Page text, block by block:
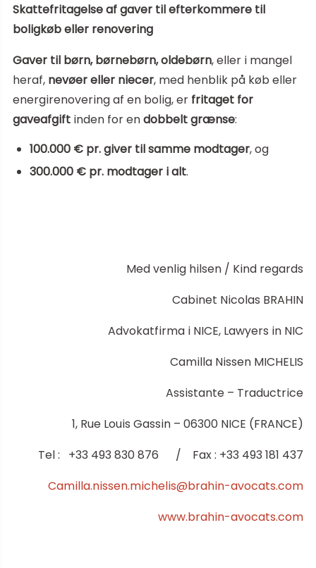
Skattefritagelse af gaver til efterkommere til
boligkøb eller renovering
Gaver til børn, børnebørn, oldebørn, eller i mangel
heraf, nevøer eller niecer, med henblik på køb eller
energirenovering af en bolig, er fritaget for
gaveafgift inden for endobbelt grænse:
100.000 € pr. giver til samme modtager, og
300.000 € pr. modtager i alt.
Med venlig hilsen / Kind regards
Cabinet Nicolas BRAHIN
Advokatfirma i NICE, Lawyers in NIC
Camilla Nissen MICHELIS
Assistante – Traductrice
1, Rue Louis Gassin – 06300 NICE (FRANCE)
Tel : +33 493 830 876 / Fax : +33 493 181 437
Camilla.nissen.michelis@brahin-avocats.com
www.brahin-avocats.com